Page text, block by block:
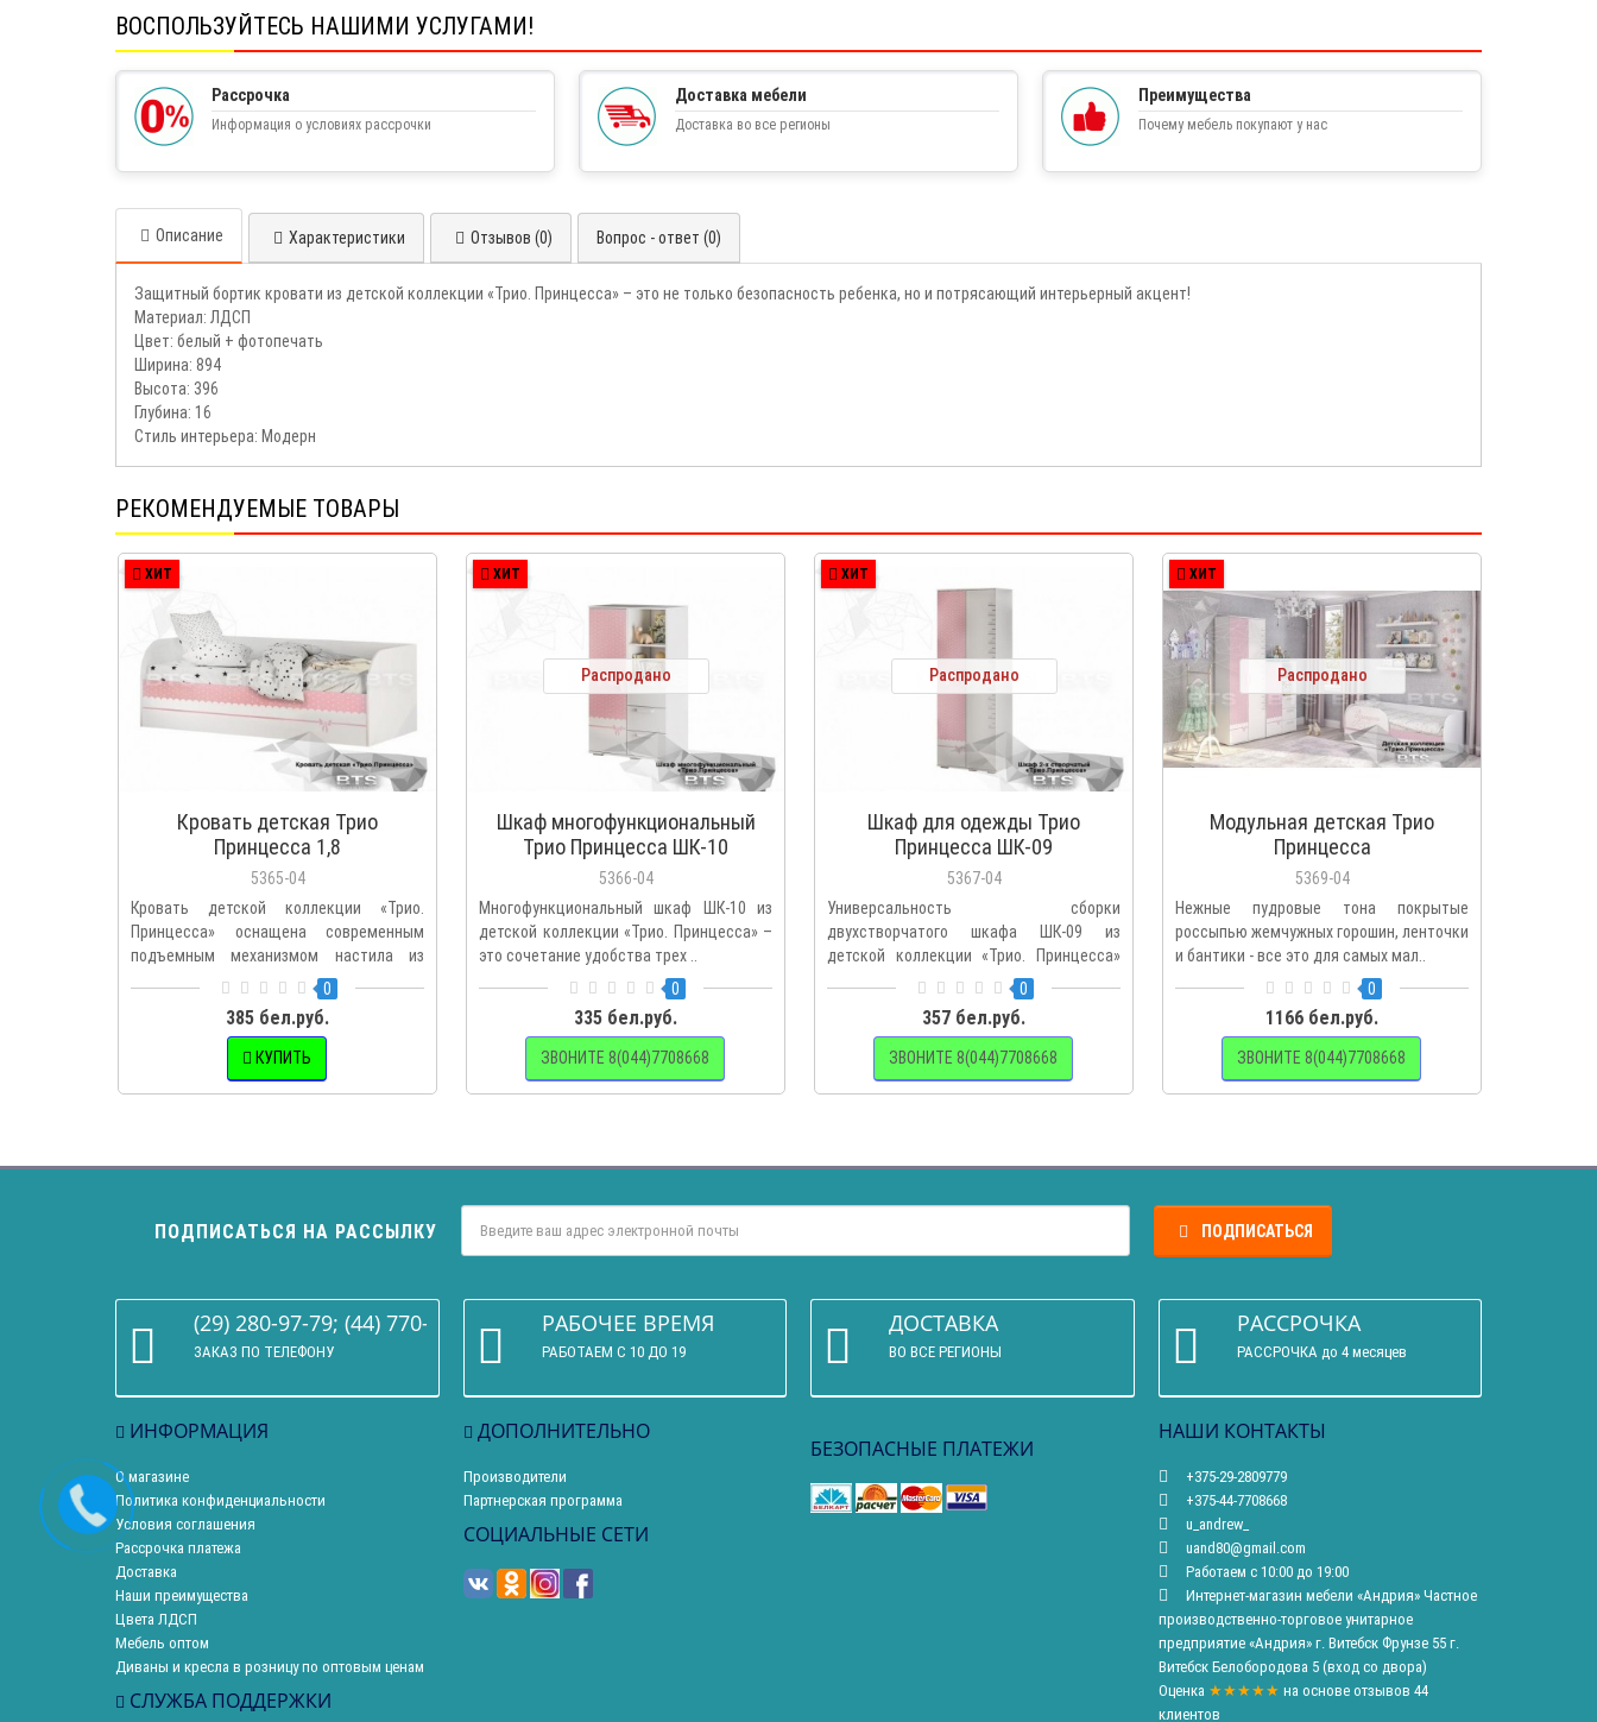
ВОСПОЛЬЗУЙТЕСЬ НАШИМИ УСЛУГАМИ!
Рассрочка
Информация о условиях рассрочки
Доставка мебели
Доставка во все регионы
Преимущества
Почему мебель покупают у нас
Описание Характеристики Отзывов (0) Вопрос - ответ (0)
Защитный бортик кровати из детской коллекции «Трио. Принцесса» – это не только безопасность ребенка, но и потрясающий интерьерный акцент!
Материал: ЛДСП
Цвет: белый + фотопечать
Ширина: 894
Высота: 396
Глубина: 16
Стиль интерьера: Модерн
РЕКОМЕНДУЕМЫЕ ТОВАРЫ
ХИТ
Кровать детская Трио
Принцесса 1,8
5365-04
Кровать детской коллекции «Трио.
Принцесса» оснащена современным
подъемным механизмом настила из
0
385 бел.руб.
КУПИТЬ
ХИТ
Распродано
Шкаф многофункциональный
Трио Принцесса ШК-10
5366-04
Многофункциональный шкаф ШК-10 из
детской коллекции «Трио. Принцесса» –
это сочетание удобства трех ..
0
335 бел.руб.
ЗВОНИТЕ 8(044)7708668
ХИТ
Распродано
Шкаф для одежды Трио
Принцесса ШК-09
5367-04
Универсальность сборки
двухстворчатого шкафа ШК-09 из
детской коллекции «Трио. Принцесса»
0
357 бел.руб.
ЗВОНИТЕ 8(044)7708668
ХИТ
Распродано
Модульная детская Трио
Принцесса
5369-04
Нежные пудровые тона покрытые
россыпью жемчужных горошин, ленточки
и бантики - все это для самых мал..
0
1166 бел.руб.
ЗВОНИТЕ 8(044)7708668
ПОДПИСАТЬСЯ НА РАССЫЛКУ ПОДПИСАТЬСЯ
(29) 280-97-79; (44) 770-86-68
ЗАКАЗ ПО ТЕЛЕФОНУ
РАБОЧЕЕ ВРЕМЯ
РАБОТАЕМ С 10 ДО 19
ДОСТАВКА
ВО ВСЕ РЕГИОНЫ
РАССРОЧКА
РАССРОЧКА до 4 месяцев
ИНФОРМАЦИЯ
О магазине
Политика конфиденциальности
Условия соглашения
Рассрочка платежа
Доставка
Наши преимущества
Цвета ЛДСП
Мебель оптом
Диваны и кресла в розницу по оптовым ценам
СЛУЖБА ПОДДЕРЖКИ
ДОПОЛНИТЕЛЬНО
Производители
Партнерская программа
СОЦИАЛЬНЫЕ СЕТИ
БЕЗОПАСНЫЕ ПЛАТЕЖИ
НАШИ КОНТАКТЫ
+375-29-2809779
+375-44-7708668
u_andrew_
uand80@gmail.com
Работаем с 10:00 до 19:00
Интернет-магазин мебели «Андрия» Частное
производственно-торговое унитарное
предприятие «Андрия» г. Витебск Фрунзе 55 г.
Витебск Белобородова 5 (вход со двора)
Оценка ★★★★★ на основе отзывов 44
клиентов